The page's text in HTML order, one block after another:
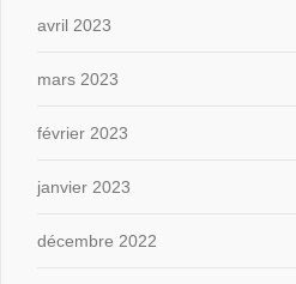
avril 2023
mars 2023
février 2023
janvier 2023
décembre 2022